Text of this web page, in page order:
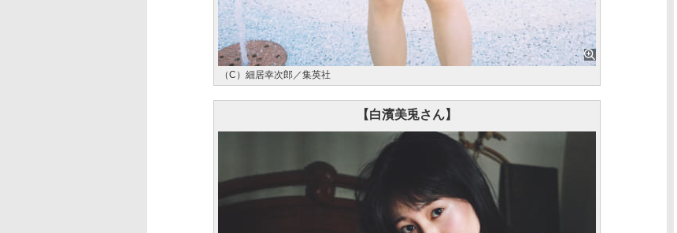
（C）細居幸次郎／集英社
【白濱美兎さん】